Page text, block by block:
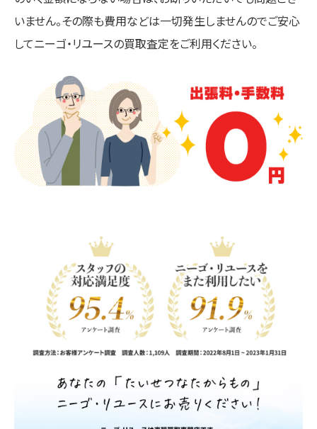
いません。その際も費用などは一切発生しませんのでご安心
してニーゴ・リユースの買取査定をご利用ください。